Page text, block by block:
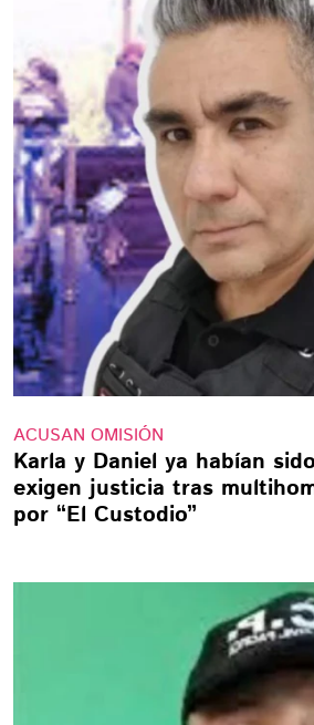
ACUSAN OMISIÓN
Karla y Daniel ya habían
exigen justicia tras
por “El Custodio”